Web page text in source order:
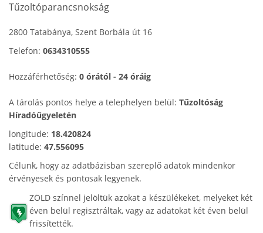
Tűzoltóparancsnokság
2800 Tatabánya, Szent Borbála út 16
Telefon: 0634310555
Hozzáférhetőség: 0 órától - 24 óráig
A tárolás pontos helye a telephelyen belül: Tűzoltóság
Híradóűgyeletén
longitude: 18.420824
latitude: 47.556095
Célunk, hogy az adatbázisban szereplő adatok mindenkor
érvényesek és pontosak legyenek.
ZÖLD színnel jelöltük azokat a készülékeket, melyeket két
éven belül regisztráltak, vagy az adatokat két éven belül
frissítették.